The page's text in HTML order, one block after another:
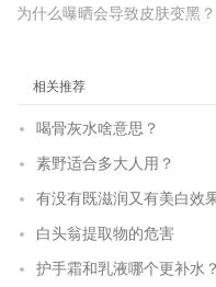
为什么曝晒会导致皮肤变黑？
相关推荐
喝骨灰水啥意思？
素野适合多大人用？
有没有既滋润又有美白效
白头翁提取物的危害
护手霜和乳液哪个更补水？